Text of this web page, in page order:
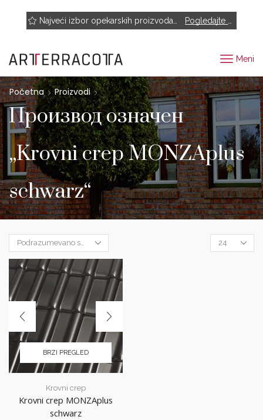
Meni
Početna Proizvodi
Производ oзначен
„Krovni crep MONZAplus
schwarz“
Products
per
BRZI PREGLED
Krovni crep
Krovni crep MONZAplus
schwarz